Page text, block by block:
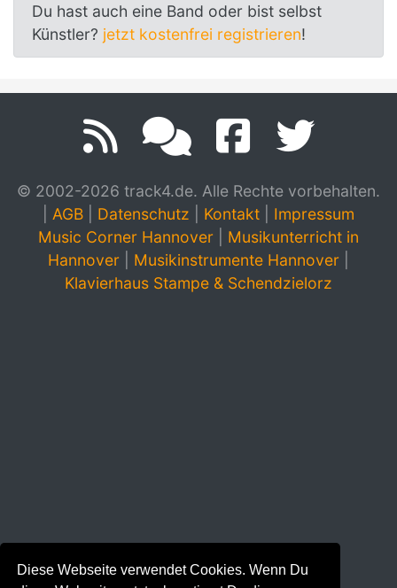
Diese Webseite verwendet Cookies. Wenn Du
Du hast auch eine Band oder bist selbst
Künstler? jetzt kostenfrei registrieren!
© 2002-2026 track4.de. Alle Rechte vorbehalten.
AGB Datenschutz Kontakt
Impressum
Music Corner Hannover
Musikunterricht in
Hannover
Musikinstrumente Hannover
Klavierhaus Stampe & Schendzielorz